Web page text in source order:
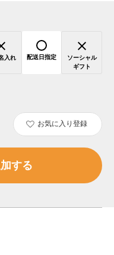
入れ 配送日指定
ソーシャル
ギフト
お気に入り登録